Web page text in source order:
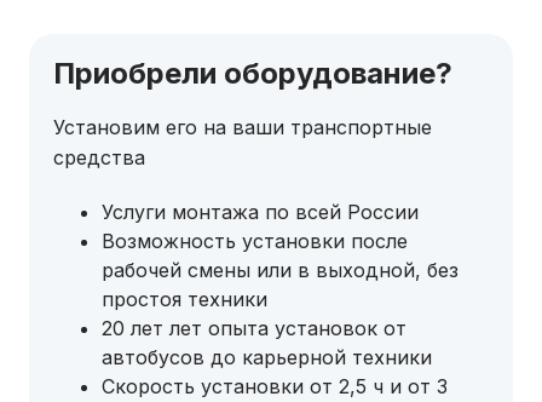
Приобрели оборудование?
Установим его на ваши транспортные
средства
Услуги монтажа по всей России
Возможность установки после
рабочей смены или в выходной, без
простоя техники
20 лет лет опыта установок от
автобусов до карьерной техники
Скорость установки от 2,5 ч и от 3